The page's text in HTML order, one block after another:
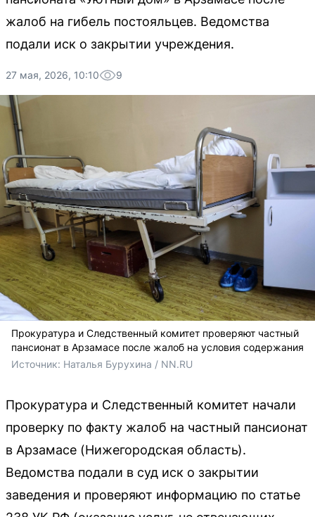
жалоб на гибель постояльцев. Ведомства
подали иск о закрытии учреждения.
27 мая, 2026, 10:10 9
Прокуратура и Следственный комитет проверяют частный
пансионат в Арзамасе после жалоб на условия содержания
Источник: Наталья Бурухина / NN.RU
Прокуратура и Следственный комитет начали
проверку по факту жалоб на частный пансионат
в Арзамасе (Нижегородская область).
Ведомства подали в суд иск о закрытии
заведения и проверяют информацию по статье